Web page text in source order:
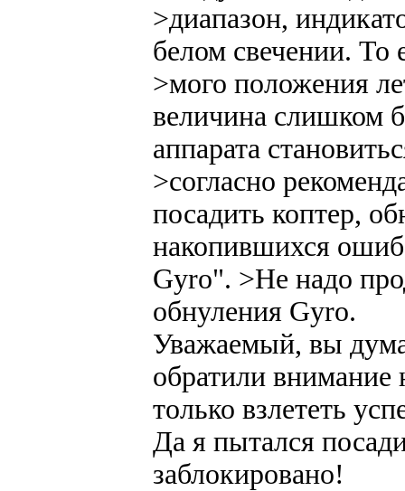
>диапазон,
белом свечении. То
>мого положения
величина слишком
аппарата
>согласно
посадить коптер,
накопившихся
Gyro". >Не надо
обнуления Gyro.
Уважаемый, вы
обратили внимание
только взлететь
Да я пытался
заблокировано!